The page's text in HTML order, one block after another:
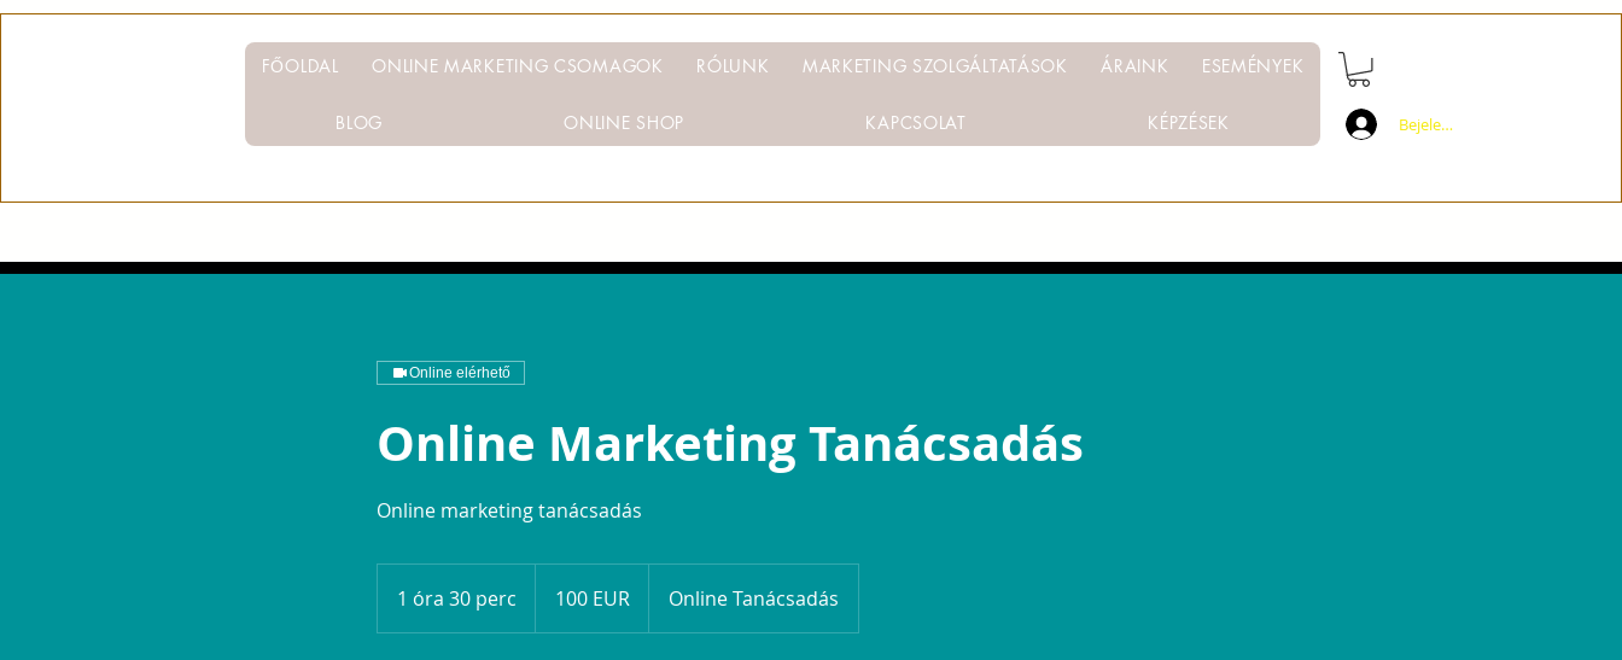
FŐOLDAL ONLINE MARKETING CSOMAGOK RÓLUNK MARKETING SZOLGÁLTATÁSOK ÁRAINK ESEMÉNYEK
BLOG ONLINE SHOP KAPCSOLAT KÉPZÉSEK Bejelentkezés
Online elérhető
Online Marketing Tanácsadás
Online marketing tanácsadás
1 óra 30 perc
ó
100 EUR Online Tanácsadás